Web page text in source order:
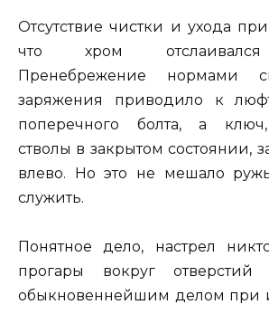
Отсутствие чистки и ухода
что хром отслаивался
Пренебрежение нормами
заряжения приводило к
поперечного болта, а
стволы в закрытом состоянии,
влево. Но это не мешало
служить.
Понятное дело, настрел
прогары вокруг
обыкновеннейшим делом при